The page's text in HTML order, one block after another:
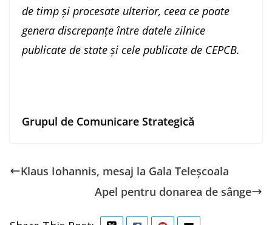
de timp și procesate ulterior, ceea ce poate
genera discrepanțe între datele zilnice
publicate de state și cele publicate de CEPCB.
Grupul de Comunicare Strategică
Klaus Iohannis, mesaj la Gala Teleşcoala
Apel pentru donarea de sânge